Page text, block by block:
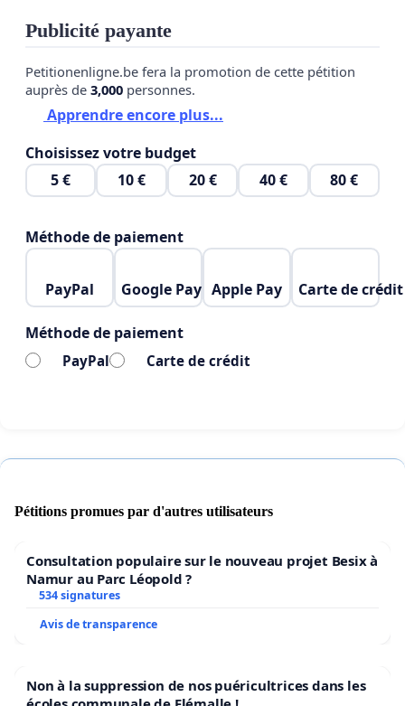
Publicité payante
Petitionenligne.be fera la promotion de cette pétition
auprès de 3,000 personnes.
Apprendre encore plus...
Choisissez votre budget
5 €
10 € 20 € 40 € 80 €
Méthode de paiement
PayPal Google Pay Apple Pay Carte de crédit
Méthode de paiement
PayPal Carte de crédit
Pétitions promues par d'autres utilisateurs
Consultation populaire sur le nouveau projet Besix à
Namur au Parc Léopold ?
534 signatures
Avis de transparence
Non à la suppression de nos puéricultrices dans les